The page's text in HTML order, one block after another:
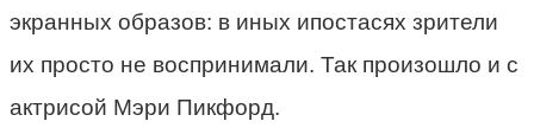
экранных образов: в иных ипостасях зрители
их просто не воспринимали. Так произошло и с
актрисой Мэри Пикфорд.